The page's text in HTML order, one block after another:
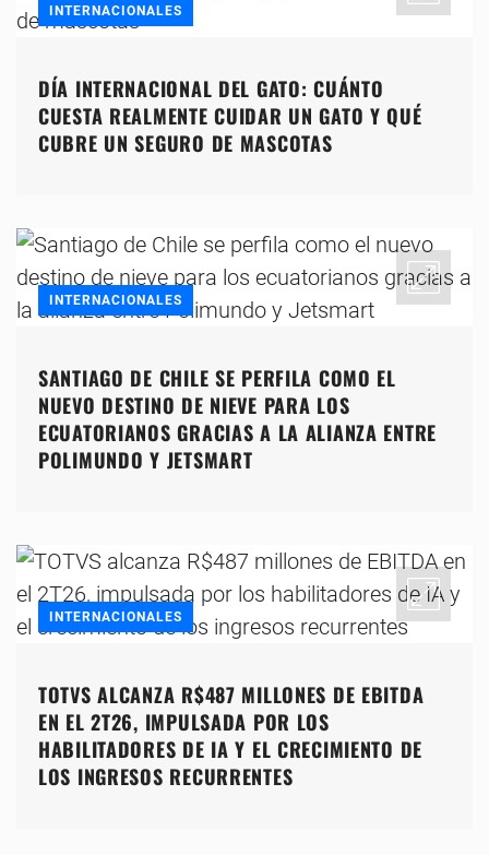
INTERNACIONALES
DÍA INTERNACIONAL DEL GATO: CUÁNTO
CUESTA REALMENTE CUIDAR UN GATO Y QUÉ
CUBRE UN SEGURO DE MASCOTAS
INTERNACIONALES
SANTIAGO DE CHILE SE PERFILA COMO EL
NUEVO DESTINO DE NIEVE PARA LOS
ECUATORIANOS GRACIAS A LA ALIANZA ENTRE
POLIMUNDO Y JETSMART
INTERNACIONALES
TOTVS ALCANZA R$487 MILLONES DE EBITDA
EN EL 2T26, IMPULSADA POR LOS
HABILITADORES DE IA Y EL CRECIMIENTO DE
LOS INGRESOS RECURRENTES